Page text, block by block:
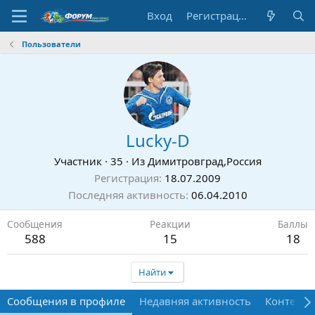
Вход Регистрация
Пользователи
Lucky-D
Участник · 35 · Из Димитровград,Россия
Регистрация 18.07.2009
Последняя активность 06.04.2010
Сообщения
588
Реакции
15
Баллы
18
Найти
Сообщения в профиле Недавняя активность Контент